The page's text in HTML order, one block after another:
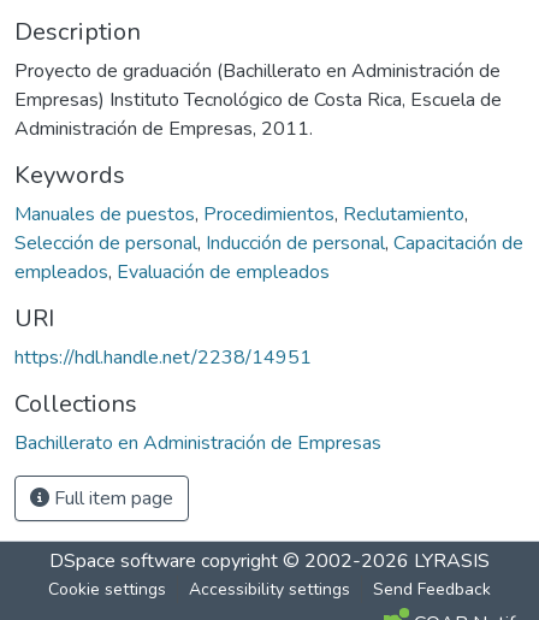
Description
Proyecto de graduación (Bachillerato en Administración de
Empresas) Instituto Tecnológico de Costa Rica, Escuela de
Administración de Empresas, 2011.
Keywords
Manuales de puestos, Procedimientos, Reclutamiento,
Selección de personal, Inducción de personal, Capacitación de
empleados, Evaluación de empleados
URI
https://hdl.handle.net/2238/14951
Collections
Bachillerato en Administración de Empresas
Full item page
DSpace software copyright © 2002-2026 LYRASIS
Cookie settings Accessibility settings Send Feedback